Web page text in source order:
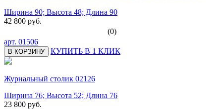
Ширина 90; Высота 48; Длина 90
42 800 руб.
(0)
арт. 01506
В КОРЗИНУ КУПИТЬ В 1 КЛИК
Журнальный столик 02126
Ширина 76; Высота 52; Длина 76
23 800 руб.